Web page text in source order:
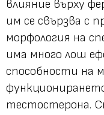
влияние върху
им се свързва с
морфология на
има много лош
способности на
тестостерона.